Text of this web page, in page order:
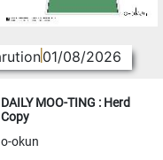
01/08/2026
DAILY MOO-TING : Herd
Copy
o-okun